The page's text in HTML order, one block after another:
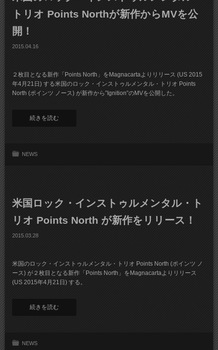
トリオ Points Northが新作からMVを公
開！
2015.04.16
２枚目となる新作「Points North」をMagnacartaよりリリース (US 2015
年4月21日) する米国のロック・インストゥルメンタル・トリオ Points
North (ポインツ ノース) が新作から”Ignition”のMVを公開した。
続きを読む
NEWS
米国ロック・インストゥルメンタル・ト
リオ Points North が新作をリリース！
2015.03.28
米国のロック・インストゥルメンタル・トリオ Points North (ポインツ ノ
ース) が２枚目となる新作「Points North」をMagnacartaよりリリース
(US 2015年4月21日) する。
続きを読む
NEWS